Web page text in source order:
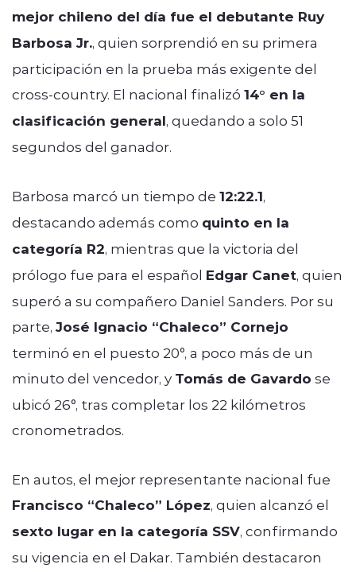
mejor chileno del día fue el debutante Ruy
Barbosa Jr., quien sorprendió en su primera
participación en la prueba más exigente del
cross-country. El nacional finalizó 14° en la
clasificación general, quedando a solo 51
segundos del ganador.
Barbosa marcó un tiempo de 12:22.1,
destacando además como quinto en la
categoría R2, mientras que la victoria del
prólogo fue para el español Edgar Canet, quien
superó a su compañero Daniel Sanders. Por su
parte, José Ignacio “Chaleco” Cornejo
terminó en el puesto 20°, a poco más de un
minuto del vencedor, y Tomás de Gavardo se
ubicó 26°, tras completar los 22 kilómetros
cronometrados.
En autos, el mejor representante nacional fue
Francisco “Chaleco” López, quien alcanzó el
sexto lugar en la categoría SSV, confirmando
su vigencia en el Dakar. También destacaron